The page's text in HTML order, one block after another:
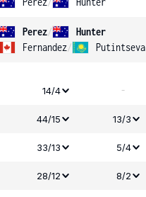
Perez/
Hunter
Fernandez/ Putintseva
14/4 -
44/15 13/3
33/13 5/4
28/12 8/2